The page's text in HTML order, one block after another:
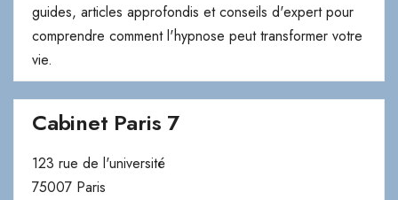
guides, articles approfondis et conseils d'expert pour
comprendre comment l'hypnose peut transformer votre
vie.
Cabinet Paris 7
123 rue de l'université
75007 Paris